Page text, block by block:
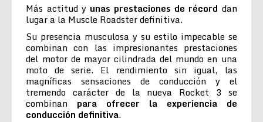
Más actitud y unas prestaciones de récord dan
lugar a la Muscle Roadster definitiva.
Su presencia musculosa y su estilo impecable se
combinan con las impresionantes prestaciones
del motor de mayor cilindrada del mundo en una
moto de serie. El rendimiento sin igual, las
magníficas sensaciones de conducción y el
tremendo carácter de la nueva Rocket 3 se
combinan para ofrecer la experiencia de
conducción definitiva.